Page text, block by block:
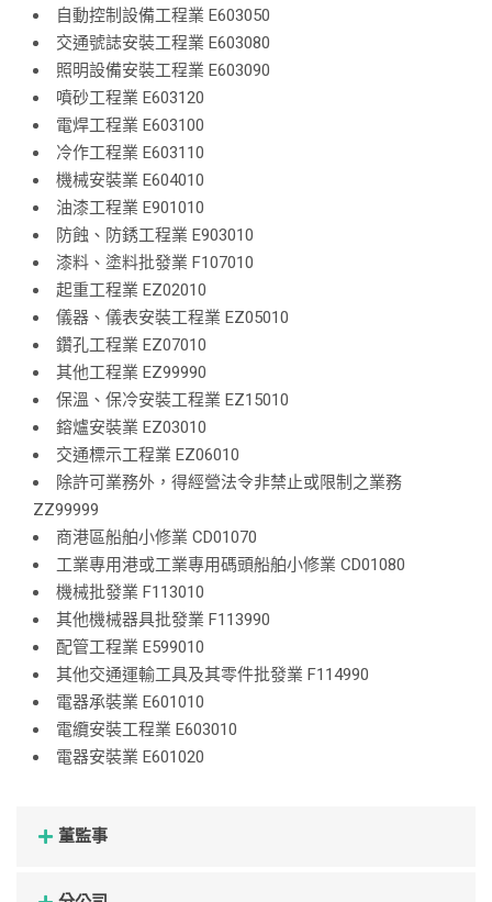
自動控制設備工程業 E603050
交通號誌安裝工程業 E603080
照明設備安裝工程業 E603090
噴砂工程業 E603120
電焊工程業 E603100
冷作工程業 E603110
機械安裝業 E604010
油漆工程業 E901010
防蝕、防銹工程業 E903010
漆料、塗料批發業 F107010
起重工程業 EZ02010
儀器、儀表安裝工程業 EZ05010
鑽孔工程業 EZ07010
其他工程業 EZ99990
保溫、保冷安裝工程業 EZ15010
鎔爐安裝業 EZ03010
交通標示工程業 EZ06010
除許可業務外，得經營法令非禁止或限制之業務
ZZ99999
商港區船舶小修業 CD01070
工業專用港或工業專用碼頭船舶小修業 CD01080
機械批發業 F113010
其他機械器具批發業 F113990
配管工程業 E599010
其他交通運輸工具及其零件批發業 F114990
電器承裝業 E601010
電纜安裝工程業 E603010
電器安裝業 E601020
董監事